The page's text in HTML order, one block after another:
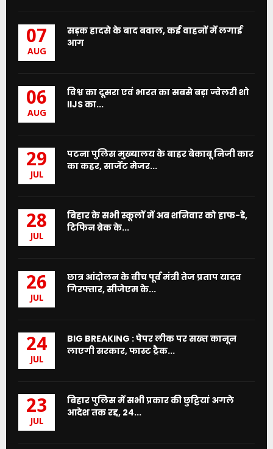
07
AUG
सड़क हादसे के बाद बवाल, कई वाहनों में लगाई
आग
06
AUG
विश्व का दूसरा एवं भारत का सबसे बड़ा ज्वेलरी शो
IIJS का...
29
JUL
पटना पुलिस मुख्यालय के बाहर बेकाबू निजी कार
का कहर, सार्जेंट मेजर...
28
JUL
बिहार के सभी स्कूलों में अब शनिवार को हाफ-डे,
टिफिन ब्रेक के...
26
JUL
छात्र आंदोलन के बीच पूर्व मंत्री तेज प्रताप यादव
गिरफ्तार, सीजेएम के...
24
JUL
BIG BREAKING : पेपर लीक पर सख्त कानून
लाएगी सरकार, फास्ट ट्रैक...
23
JUL
बिहार पुलिस में सभी प्रकार की छुट्टियां अगले
आदेश तक रद्द, 24...